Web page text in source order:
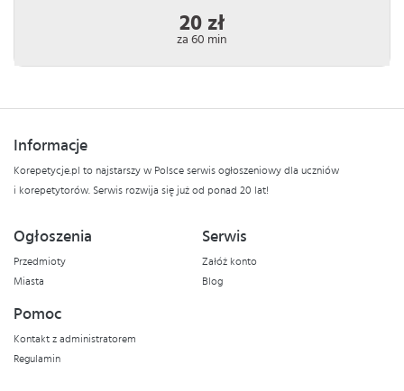
20 zł
za 60 min
Informacje
Korepetycje.pl to najstarszy w Polsce serwis ogłoszeniowy dla uczniów
i korepetytorów. Serwis rozwija się już od ponad 20 lat!
Ogłoszenia
Przedmioty
Miasta
Serwis
Załóż konto
Blog
Pomoc
Kontakt z administratorem
Regulamin